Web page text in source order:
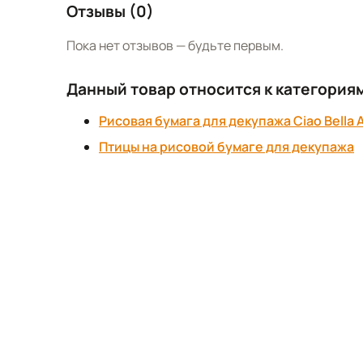
Отзывы (0)
Пока нет отзывов — будьте первым.
Данный товар относится к
Рисовая бумага для декупажа Ciao Bella
Птицы на рисовой бумаге для декупажа